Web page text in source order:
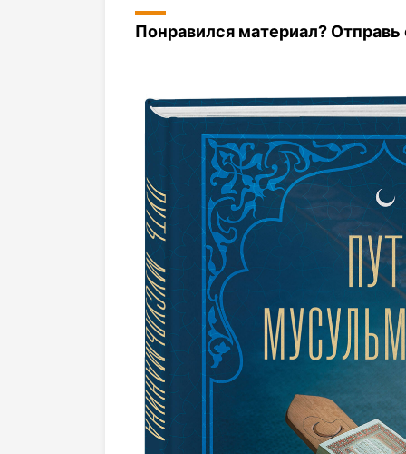
Понравился материал?